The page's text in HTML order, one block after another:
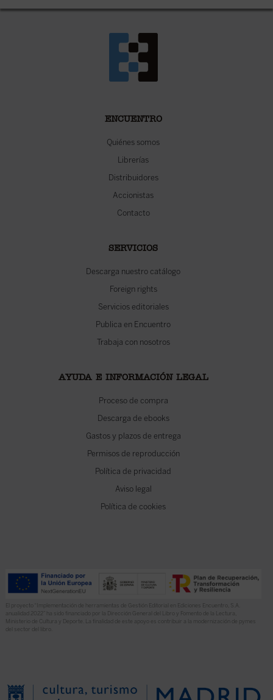
ENCUENTRO
Quiénes somos
Librerías
Distribuidores
Accionistas
Contacto
SERVICIOS
Descarga nuestro catálogo
Foreign rights
Servicios editoriales
Publica en Encuentro
Trabaja con nosotros
AYUDA E INFORMACIÓN LEGAL
Proceso de compra
Descarga de ebooks
Gastos y plazos de entrega
Permisos de reproducción
Política de privacidad
Aviso legal
Política de cookies
El proyecto “Implementación de herramientas de Gestión Editorial en Ediciones Encuentro, S.A.
anualidad 2022” ha sido financiado por la Dirección General del Libro y Fomento de la Lectura,
Ministerio de Cultura y Deporte. La finalidad de este apoyo es contribuir a la modernización de pymes
del sector del libro.